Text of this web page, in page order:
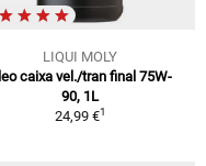
LIQUI MOLY
caixa vel./tran final 75W-
90, 1L
24,99 €1